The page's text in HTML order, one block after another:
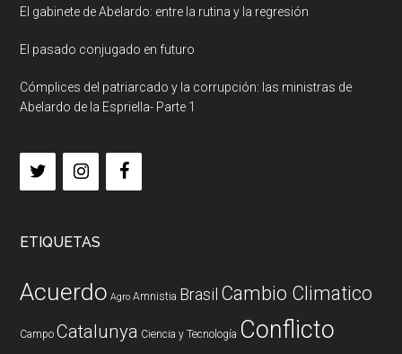
El gabinete de Abelardo: entre la rutina y la regresión
El pasado conjugado en futuro
Cómplices del patriarcado y la corrupción: las ministras de
Abelardo de la Espriella- Parte 1
ETIQUETAS
Acuerdo Agro Amnistia Brasil Cambio Climatico
Campo Catalunya Ciencia y Tecnología Conflicto